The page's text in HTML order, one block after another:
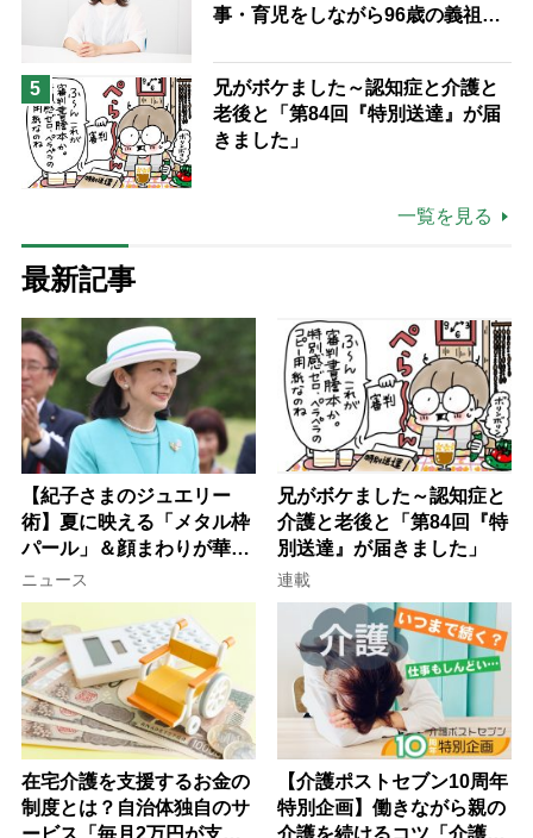
事・育児をしながら96歳の義祖母
る「家での介護は“雑”でも気にし
ない」
5
兄がボケました～認知症と介護と
老後と「第84回『特別送達』が届
きました」
一覧を見る
最新記事
【紀子さまのジュエリー
術】夏に映える「メタル枠
パール」＆顔まわりが華や
ぐ「揺れる一粒」の使い分
け方
ニュース
兄がボケました～認知症と
介護と老後と「第84回『特
別送達』が届きました」
連載
在宅介護を支援するお金の
制度とは？自治体独自のサ
ービス「毎月2万円が支給
【介護ポストセブン10周年
特別企画】働きながら親の
介護を続けるコツ「介護は